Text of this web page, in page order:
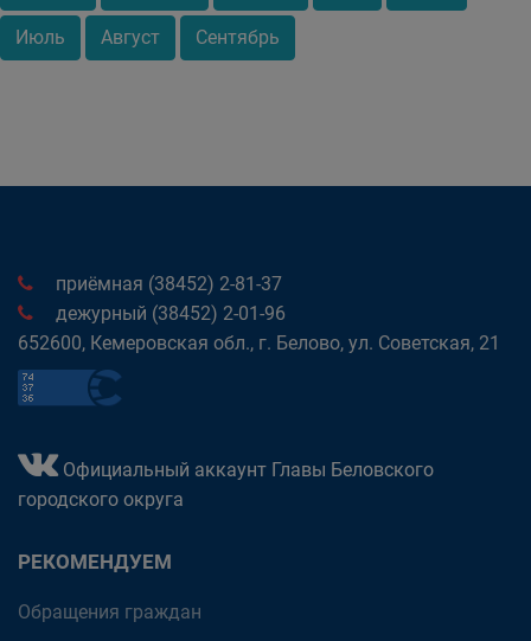
Июль Август Сентябрь
приёмная (38452) 2-81-37
дежурный (38452) 2-01-96
652600, Кемеровская обл., г. Белово, ул. Советская, 21
Официальный аккаунт Главы Беловского
городского округа
РЕКОМЕНДУЕМ
Обращения граждан